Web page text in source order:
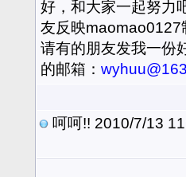
好，和大家一起努力
友反映maomao0127
请有的朋友发我一份
的邮箱：
呵呵!! 2010/7/13